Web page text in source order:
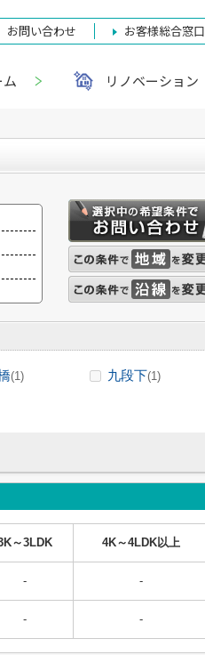
お問い合わせ お客様総合窓口
ム リノベーション
(1) 九段下(1)
～3LDK 4K～4LDK以上
- -
- -